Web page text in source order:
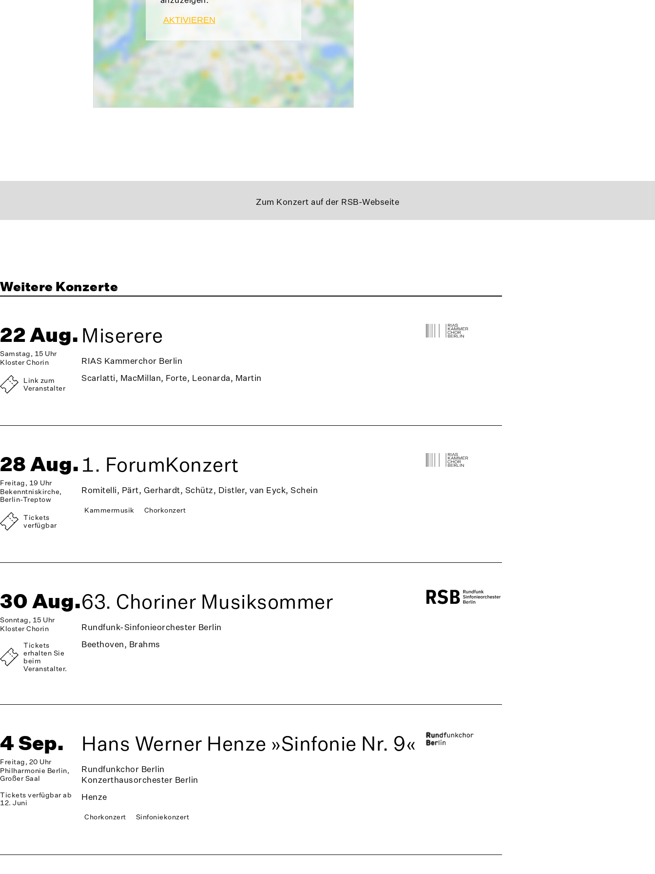
AKTIVIEREN
Zum Konzert auf der RSB-Webseite
Weitere Konzerte
22 Aug.
Samstag, 15 Uhr
Kloster Chorin
Link zum
Veranstalter
Miserere
RIAS Kammerchor Berlin
Scarlatti, MacMillan, Forte, Leonarda, Martin
28 Aug.
Freitag, 19 Uhr
Bekenntniskirche,
Berlin-Treptow
Tickets
verfügbar
1. ForumKonzert
Romitelli, Pärt, Gerhardt, Schütz, Distler, van Eyck, Schein
Kammermusik Chorkonzert
30 Aug.
Sonntag, 15 Uhr
Kloster Chorin
Tickets
erhalten Sie
beim
Veranstalter.
63. Choriner Musiksommer
Rundfunk-Sinfonieorchester Berlin
Beethoven, Brahms
4 Sep.
Freitag, 20 Uhr
Philharmonie Berlin,
Großer Saal
Tickets verfügbar ab
12. Juni
Hans Werner Henze »Sinfonie Nr. 9«
Rundfunkchor Berlin
Konzerthausorchester Berlin
Henze
Chorkonzert Sinfoniekonzert